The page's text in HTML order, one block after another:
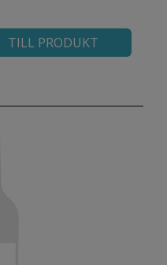
TILL PRODUKT